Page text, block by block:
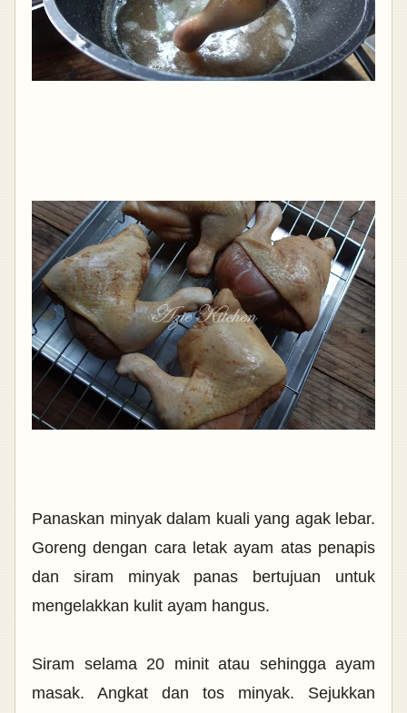
Panaskan minyak dalam kuali yang agak lebar.
Goreng dengan cara letak ayam atas penapis
dan siram minyak panas bertujuan untuk
mengelakkan kulit ayam hangus.
Siram selama 20 minit atau sehingga ayam
masak. Angkat dan tos minyak. Sejukkan